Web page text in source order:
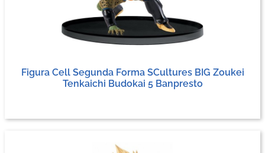
Figura Cell Segunda Forma SCultures BIG Zoukei
Tenkaichi Budokai 5 Banpresto